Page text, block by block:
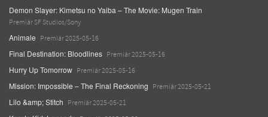
Demon Slayer: Kimetsu no Yaiba – The Movie: Mugen Train
Premiär SF Studios/Sony
Animale Premiär 2025-05-16
Final Destination: Bloodlines Premiär 2025-05-16
Hurry Up Tomorrow Premiär 2025-05-16
Mission: Impossible – The Final Reckoning Premiär 2025-05-21
Lilo &amp; Stitch Premiär 2025-05-21